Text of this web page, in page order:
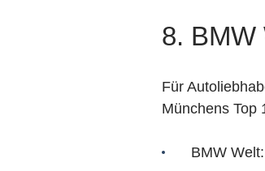
8. BMW
Für
Münchens Top
BMW